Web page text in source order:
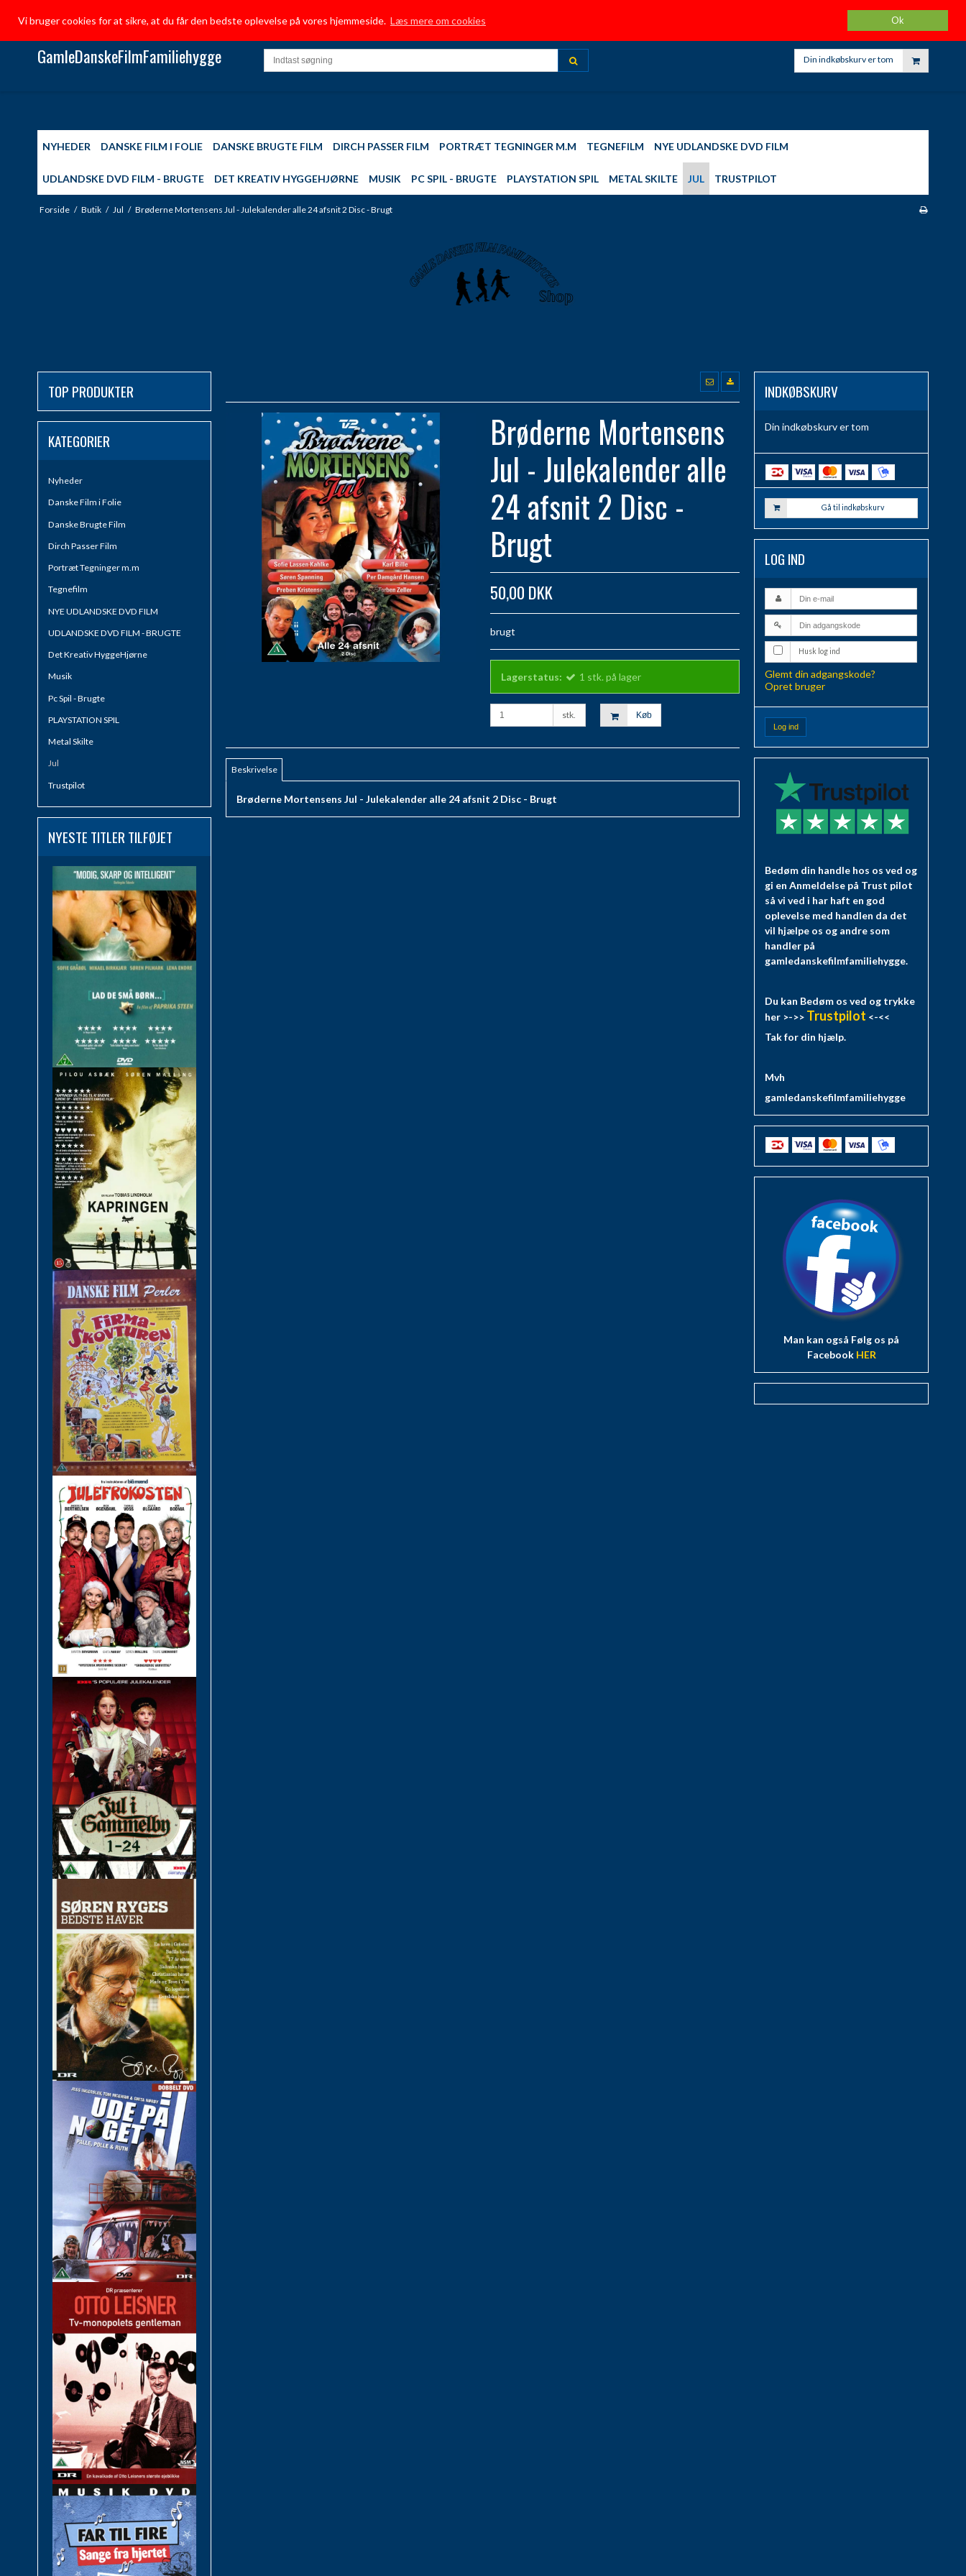
Vi bruger cookies for at sikre, at du får den bedste oplevelse på vores hjemmeside. Læs mere om cookies Ok
TRUSTPILOT INFORMATION
TOP 10 - MEST SOLGTE DIRCH PASSER - FILM PLAYSTATION 2,3,4 SPIL DIN KONTO
GamleDanskeFilmFamiliehygge Din indkøbskurv er tom
NYHEDER DANSKE FILM I FOLIE DANSKE BRUGTE FILM DIRCH PASSER FILM PORTRÆT TEGNINGER M.M TEGNEFILM NYE UDLANDSKE DVD FILM
UDLANDSKE DVD FILM - BRUGTE DET KREATIV HYGGEHJØRNE MUSIK PC SPIL - BRUGTE PLAYSTATION SPIL METAL SKILTE JUL TRUSTPILOT
Forside / Butik / Jul / Brøderne Mortensens Jul - Julekalender alle 24 afsnit 2 Disc - Brugt
TOP PRODUKTER
KATEGORIER
Nyheder
Danske Film i Folie
Danske Brugte Film
Dirch Passer Film
Portræt Tegninger m.m
Tegnefilm
NYE UDLANDSKE DVD FILM
UDLANDSKE DVD FILM - BRUGTE
Det Kreativ HyggeHjørne
Musik
Pc Spil - Brugte
PLAYSTATION SPIL
Metal Skilte
Jul
Trustpilot
NYESTE TITLER TILFØJET
Brøderne Mortensens
Jul - Julekalender alle
24 afsnit 2 Disc -
Brugt
50,00 DKK
brugt
Lagerstatus: 1 stk. på lager
stk. Køb
Beskrivelse
Brøderne Mortensens Jul - Julekalender alle 24 afsnit 2 Disc - Brugt
INDKØBSKURV
Din indkøbskurv er tom
Gå til indkøbskurv
LOG IND
Husk log ind
Glemt din adgangskode?
Opret bruger
Log ind
Bedøm din handle hos os ved og
gi en Anmeldelse på Trust pilot
så vi ved i har haft en god
oplevelse med handlen da det
vil hjælpe os og andre som
handler på
gamledanskefilmfamiliehygge.
Du kan Bedøm os ved og trykke
her >->> Trustpilot <-<<
Tak for din hjælp.
Mvh
gamledanskefilmfamiliehygge
Man kan også Følg os på
Facebook HER